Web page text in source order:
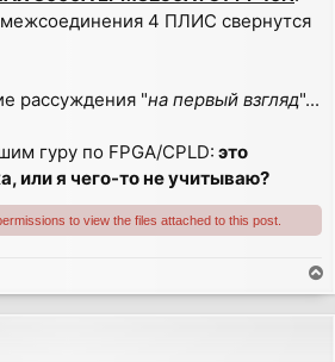
4 ПЛИС свернутся
рассуждения "на первый взгляд"...
гуру по FPGA/CPLD: это
или я чего-то не учитываю?
to view the files attached to this post.
o
p